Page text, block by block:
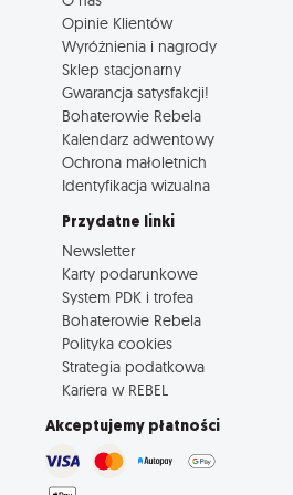
Opinie Klientów
Wyróżnienia i nagrody
Sklep stacjonarny
Gwarancja satysfakcji!
Bohaterowie Rebela
Kalendarz adwentowy
Ochrona małoletnich
Identyfikacja wizualna
Przydatne linki
Newsletter
Karty podarunkowe
System PDK i trofea
Bohaterowie Rebela
Polityka cookies
Strategia podatkowa
Kariera w REBEL
Akceptujemy płatności